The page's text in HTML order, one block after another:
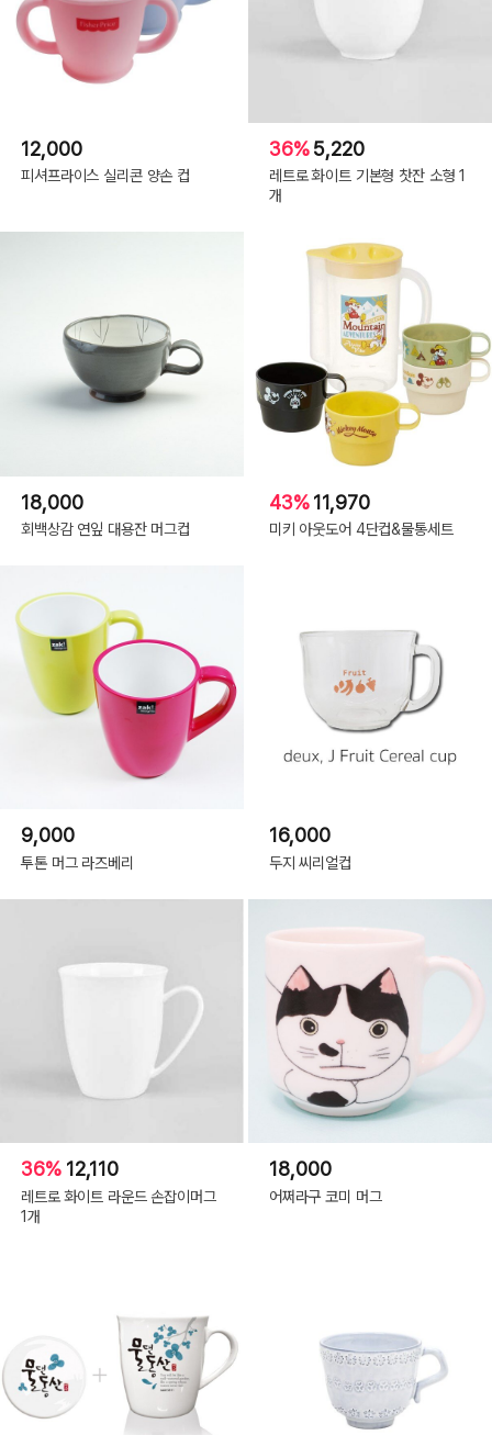
12,000
피셔프라이스 실리콘 양손 컵
36%5,220
레트로 화이트 기본형 찻잔 소형 1
개
18,000
회백상감 연잎 대용잔 머그컵
43%11,970
미키 아웃도어 4단컵&물통세트
9,000
투톤 머그 라즈베리
16,000
두지 씨리얼컵
36% 12,110
레트로 화이트 라운드 손잡이머그
1개
18,000
어쩌라구 코미 머그